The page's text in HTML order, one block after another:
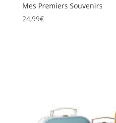
Mes Premiers Souvenirs
24,99€